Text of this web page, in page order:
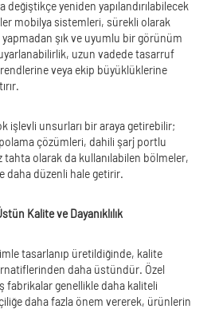
yeniden yapılandırılabilecek
mobilya sistemleri, sürekli olarak
yapmadan şık ve uyumlu bir görünüm
uzun vadede tasarruf
veya ekip büyüklüklerine
işlevli unsurları bir araya getirebilir;
çözümleri, dahili şarj portlu
tahta olarak da kullanılabilen bölmeler,
daha düzenli hale getirir.
Kalite ve Dayanıklılık
tasarlanıp üretildiğinde, kalite
daha üstündür. Özel
fabrikalar genellikle daha kaliteli
daha fazla önem vererek, ürünlerin